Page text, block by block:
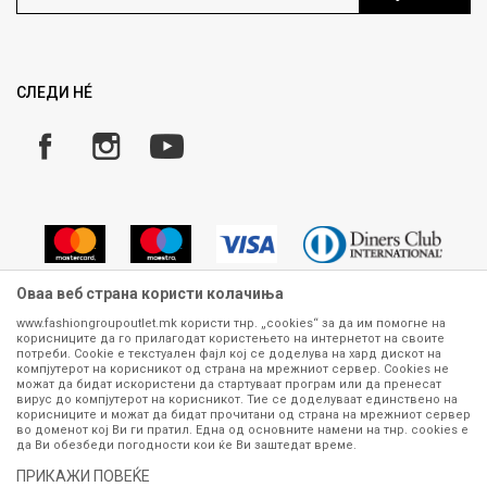
Замена и рефундација на производи
Плаќање
СЛЕДИ НÉ
Сите информации околу производите кои се изложени на нашата
онлајн продавница се стремиме да бидат конкретни, точни и прецизни,
меѓутоа не можеме да гарантираме дека се без ниту една грешка или
пак дека сите производи во моментот се достапни на залиха.
Фотографиите се најверодостојниот приказ на производот. Доколку
дојде до потреба за замена на производ или рефундација, процедурата
контактирајте не на телефонскиот број 070 275 363 или на е-
Оваа веб страна користи колачиња
www.fashiongroupoutlet.mk користи тнр. „cookies“ за да им помогне на
корисниците да го прилагодат користењето на интернетот на своите
потреби. Cookie е текстуален фајл кој се доделува на хард дискот на
компјутерот на корисникот од страна на мрежниот сервер. Cookies не
можат да бидат искористени да стартуваат програм или да пренесат
вирус до компјутерот на корисникот. Тие се доделуваат единствено на
корисниците и можат да бидат прочитани од страна на мрежниот сервер
во доменот кој Ви ги пратил. Една од основните намени на тнр. сookies е
да Ви обезбеди погодности кои ќе Ви заштедат време.
ПРИКАЖИ ПОВЕЌЕ